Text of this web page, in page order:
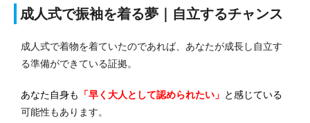
成人式で振袖を着る夢｜自立するチャンス
成人式で着物を着ていたのであれば、あなたが成長し自立す
る準備ができている証拠。
あなた自身も 「早く大人として認められたい」 と感じている
可能性もあります。